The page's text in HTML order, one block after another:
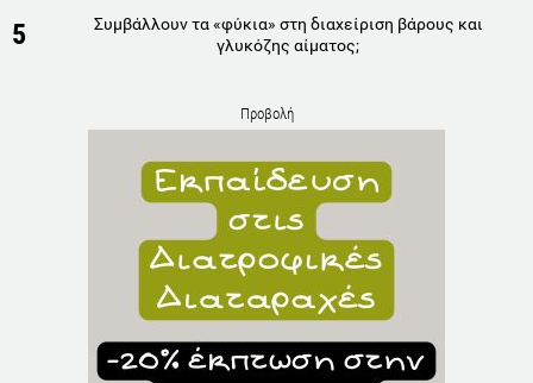
5
Συμβάλλουν τα «φύκια» στη διαχείριση βάρους και
γλυκόζης αίματος;
Προβολή